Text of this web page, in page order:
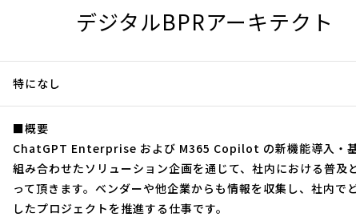
デジタルBPRアーキテクト
特になし
■概要
ChatGPT Enterprise および M365 Copilot の新機能導入・
組み合わせたソリューション企画を通じて、社内における普
って頂きます。ベンダーや他企業からも情報を収集し、社内で
したプロジェクトを推進する仕事です。